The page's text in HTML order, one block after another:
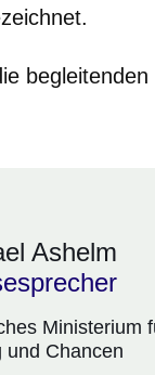
Ashelm
Ministerium
und Chancen